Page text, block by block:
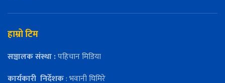
हाम्रो टिम
सञ्चालक संस्था :पहिचान मिडिया
कार्यकारी निर्देशक: भवानी घिमिरे